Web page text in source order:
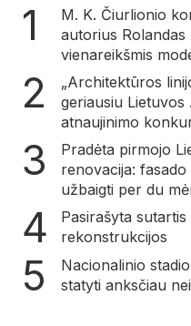
M. K. Čiurlionio
autorius Rolandas
vienareikšmis
„Architektūros
geriausiu Lietuvos
atnaujinimo
Pradėta pirmojo
renovacija:
užbaigti per du
Pasirašyta
rekonstrukcijos
Nacionalinio
statyti anksčiau